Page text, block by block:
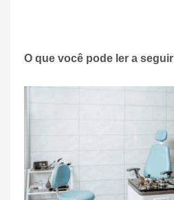
O que você pode ler a seguir